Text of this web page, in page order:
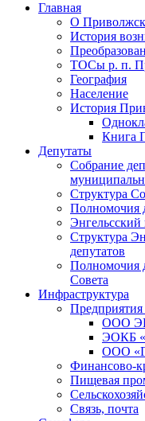
Главная
О
История
ТОСы р. п.
География
Население
История
Книга
Депутаты
Собрание
Структура
Полномочия
Энгельсский
Структура
депутатов
Полномочия
Совета
Инфраструктура
ООО
ЭОКБ
ООО
Финансово-
Пищевая
Связь, почта